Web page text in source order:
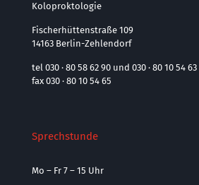
Koloproktologie
Fischerhüttenstraße 109
14163 Berlin-Zehlendorf
tel 030 · 80 58 62 90 und 030 · 80 10 54 63
fax 030 · 80 10 54 65
Sprechstunde
Mo – Fr 7 – 15 Uhr